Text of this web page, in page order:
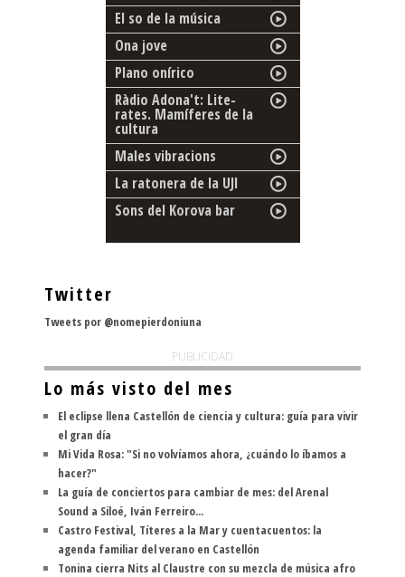
El so de la música
Ona jove
Plano onírico
Ràdio Adona't: Lite-
rates. Mamíferes de la
cultura
Males vibracions
La ratonera de la UJI
Sons del Korova bar
Twitter
Tweets por @nomepierdoniuna
PUBLICIDAD
Lo más visto del mes
El eclipse llena Castellón de ciencia y cultura: guía para vivir
el gran día
Mi Vida Rosa: "Si no volvíamos ahora, ¿cuándo lo íbamos a
hacer?"
La guía de conciertos para cambiar de mes: del Arenal
Sound a Siloé, Iván Ferreiro...
Castro Festival, Títeres a la Mar y cuentacuentos: la
agenda familiar del verano en Castellón
Tonina cierra Nits al Claustre con su mezcla de música afro